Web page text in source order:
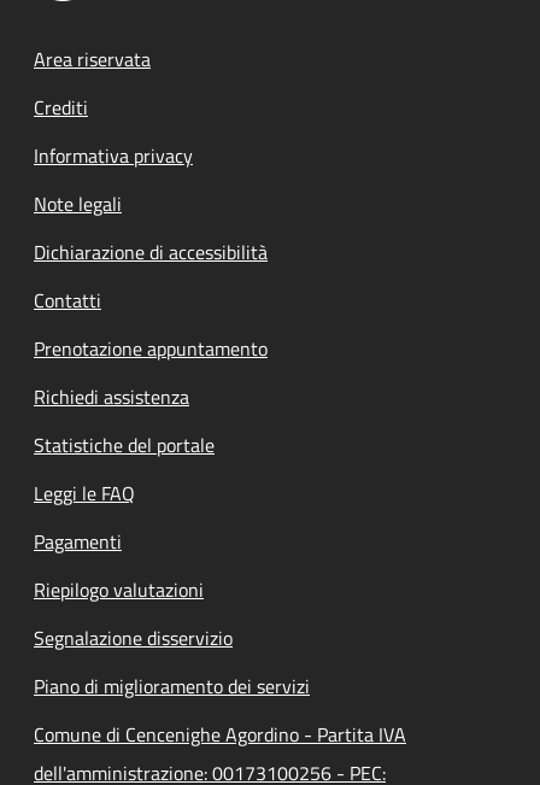
Footer menu
Area riservata
Crediti
Informativa privacy
Note legali
Dichiarazione di accessibilità
Contatti
Prenotazione appuntamento
Richiedi assistenza
Statistiche del portale
Leggi le FAQ
Pagamenti
Riepilogo valutazioni
Segnalazione disservizio
Piano di miglioramento dei servizi
Comune di Cencenighe Agordino - Partita IVA
dell'amministrazione: 00173100256 - PEC: